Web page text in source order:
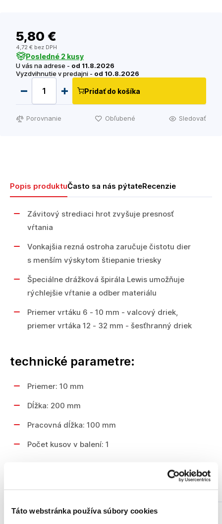
Táto webstránka používa súbory cookies
5,80 €
4,72 € bez DPH
Posledné 2 kusy
U vás na adrese - od 11.8.2026
Vyzdvihnutie v predajni - od 10.8.2026
Pridať do košíka
Porovnanie Obľubené Sledovať
Popis produktuČasto sa nás pýtateRecenzie
Závitový strediaci hrot zvyšuje presnosť
vŕtania
Vonkajšia rezná ostroha zaručuje čistotu dier
s menším výskytom štiepanie triesky
Špeciálne drážková špirála Lewis umožňuje
rýchlejšie vŕtanie a odber materiálu
Priemer vrtáku 6 - 10 mm - valcový driek,
priemer vrtáka 12 - 32 mm - šesťhranný driek
technické parametre:
Priemer: 10 mm
Dĺžka: 200 mm
Pracovná dĺžka: 100 mm
Počet kusov v balení: 1